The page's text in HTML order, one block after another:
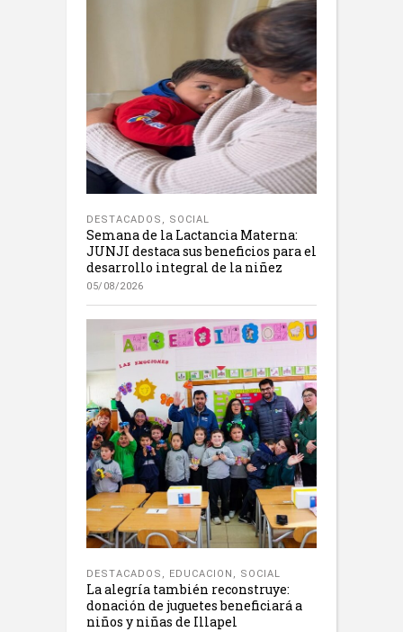
DESTACADOS SOCIAL
Semana de la Lactancia Materna:
JUNJI destaca sus beneficios para el
desarrollo integral de la niñez
05/08/2026
DESTACADOS , EDUCACION , SOCIAL
La alegría también reconstruye:
donación de juguetes beneficiará a
niños y niñas de Illapel